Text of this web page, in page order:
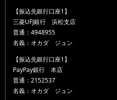
【振込先銀行口座1】
三菱UFJ銀行 浜松支店
普通：4948955
名義：オカダ ジュン
【振込先銀行口座1】
PayPay銀行 本店
普通：2152537
名義：オカダ ジュン